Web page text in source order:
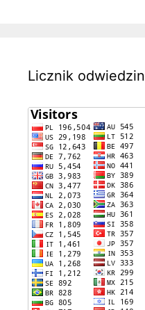
Licznik odwiedzin